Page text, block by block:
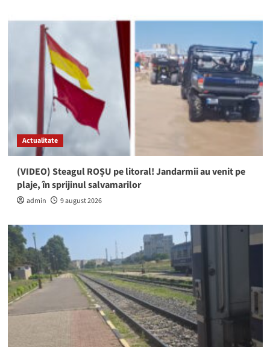
Actualitate
(VIDEO) Steagul ROȘU pe litoral! Jandarmii au venit pe
plaje, în sprijinul salvamarilor
admin 9 august 2026